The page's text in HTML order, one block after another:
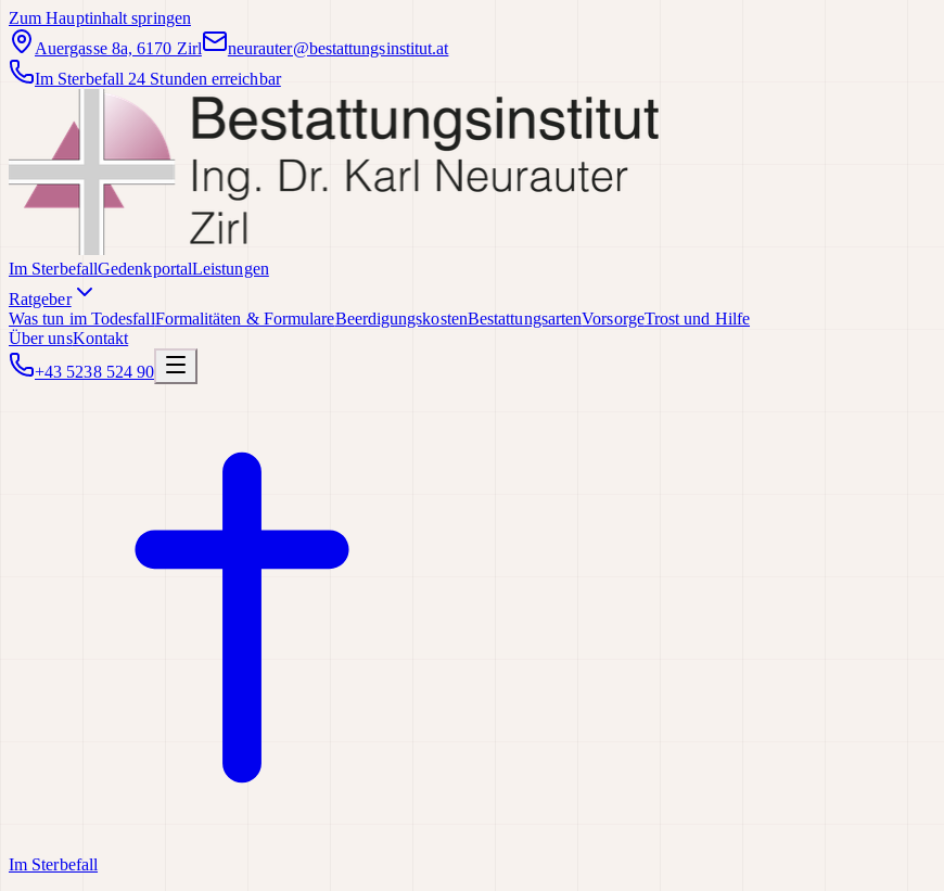
Zum Hauptinhalt springen
Auergasse 8a, 6170 Zirl
neurauter@bestattungsinstitut.at
Im Sterbefall 24 Stunden erreichbar
Im SterbefallGedenkportalLeistungen
Ratgeber
Was tun im TodesfallFormalitäten & FormulareBeerdigungskostenBestattungsartenVorsorgeTrost und Hilfe
Über unsKontakt
+43 5238 524 90
Im Sterbefall